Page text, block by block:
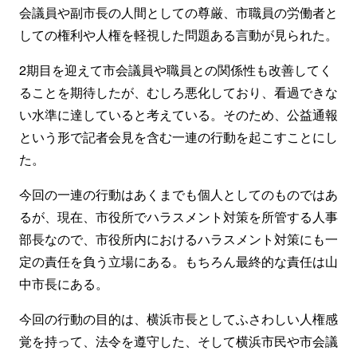
会議員や副市長の人間としての尊厳、市職員の労働者と
しての権利や人権を軽視した問題ある言動が見られた。
2期目を迎えて市会議員や職員との関係性も改善してく
ることを期待したが、むしろ悪化しており、看過できな
い水準に達していると考えている。そのため、公益通報
という形で記者会見を含む一連の行動を起こすことにし
た。
今回の一連の行動はあくまでも個人としてのものではあ
るが、現在、市役所でハラスメント対策を所管する人事
部長なので、市役所内におけるハラスメント対策にも一
定の責任を負う立場にある。もちろん最終的な責任は山
中市長にある。
今回の行動の目的は、横浜市長としてふさわしい人権感
覚を持って、法令を遵守した、そして横浜市民や市会議